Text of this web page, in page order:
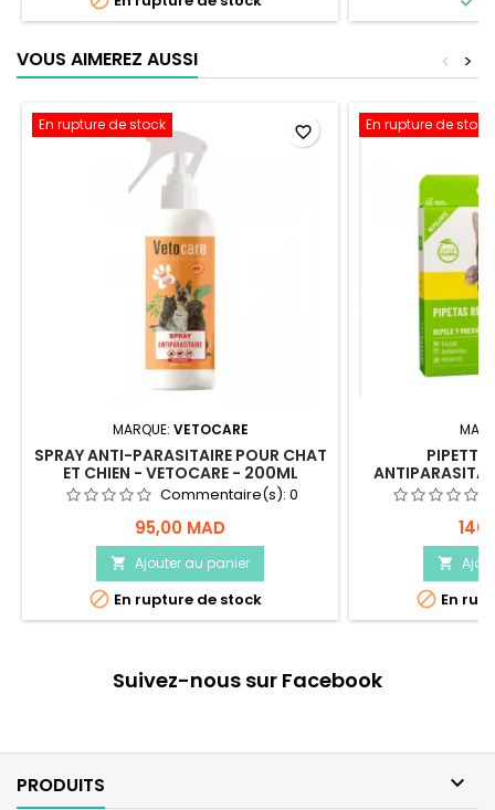
VOUS AIMEREZ AUSSI >
<
En rupture de stock
MARQUE: VETOCARE
SPRAY ANTI-PARASITAIRE POUR CHAT
ET CHIEN - VETOCARE - 200ML
Commentaire(s): 0
95,00 MAD
 Ajouter au panier
 En rupture de stock
favorite_border En rupture de stock

 En
Suivez-nous sur Facebook
PRODUITS 